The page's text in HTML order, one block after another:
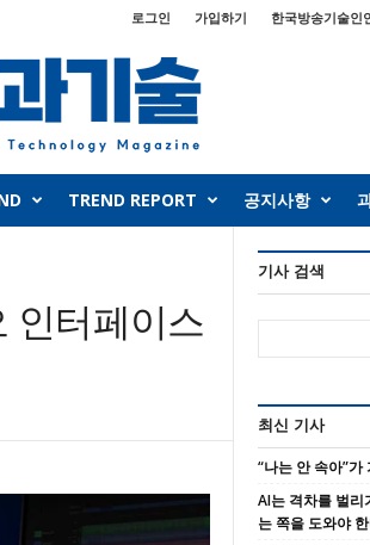
로그인 가입하기 한국방송기술인
TREND REPORT 공지사항
인터페이스
기사 검색
최신 기사
“나는 안 속아”
AI는 격차를 벌리
는 쪽을 도와야